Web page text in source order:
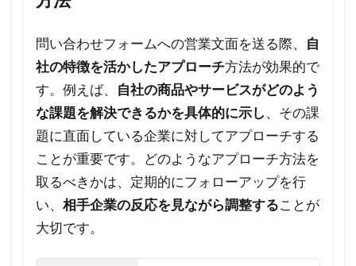
Q1.
問い
合わ
せフ
ォー
ムへ
の営
業文
送付
すべ
問い合わせフォームへの営業文面を送る際、 自
社の特徴を活かしたアプローチ方法が効果的で
す。例えば、 自社の商品やサービスがどのよう
な課題を解決できるかを具体的に示し、その課
題に直面している企業に対してアプローチする
ことが重要です。どのようなアプローチ方法を
取るべきかは、定期的にフォローアップを行
い、 相手企業の反応を見ながら調整することが
大切です。